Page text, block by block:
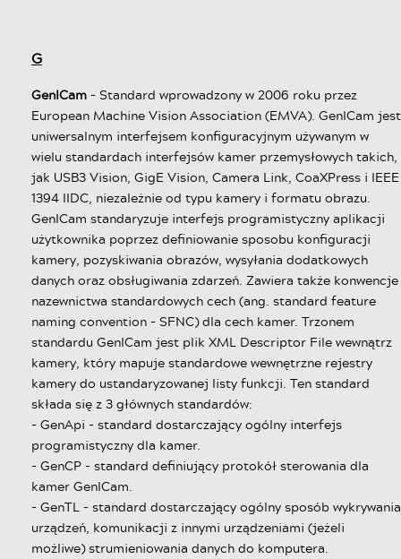
G
GenICam- Standard wprowadzony w 2006 roku przez
European Machine Vision Association (EMVA). GenICam jest
uniwersalnym interfejsem konfiguracyjnym używanym w
wielu standardach interfejsów kamer przemysłowych takich,
jak USB3 Vision, GigE Vision, Camera Link, CoaXPress i IEEE
1394 IIDC, niezależnie od typu kamery i formatu obrazu.
GenICam standaryzuje interfejs programistyczny aplikacji
użytkownika poprzez definiowanie sposobu konfiguracji
kamery, pozyskiwania obrazów, wysyłania dodatkowych
danych oraz obsługiwania zdarzeń. Zawiera także konwencje
nazewnictwa standardowych cech (ang. standard feature
naming convention - SFNC) dla cech kamer. Trzonem
standardu GenICam jest plik XML Descriptor File wewnątrz
kamery, który mapuje standardowe wewnętrzne rejestry
kamery do ustandaryzowanej listy funkcji. Ten standard
składa się z 3 głównych standardów:
- GenApi - standard dostarczający ogólny interfejs
programistyczny dla kamer.
- GenCP - standard definiujący protokół sterowania dla
kamer GenICam.
- GenTL - standard dostarczający ogólny sposób wykrywania
urządzeń, komunikacji z innymi urządzeniami (jeżeli
możliwe) strumieniowania danych do komputera.